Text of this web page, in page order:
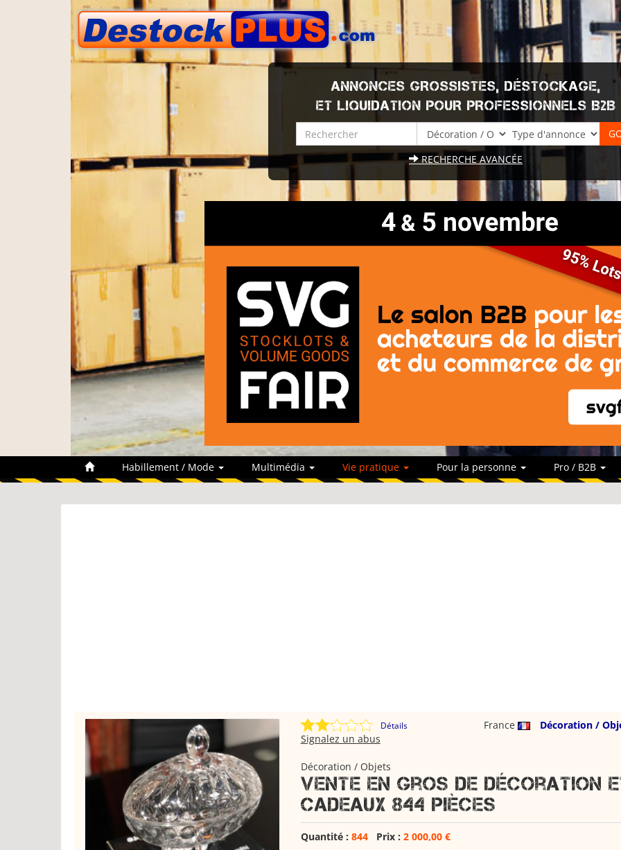
ANNONCES GROSSISTES, DÉSTOCKAGE,
ET LIQUIDATION POUR PROFESSIONNELS B2B
RECHERCHE AVANCÉE
Habillement / Mode Multimédia Vie pratique Pour la personne Pro / B2B
Détails France
Décoration /
Signalez un abus
Décoration / Objets
Vente en gros de décoration
cadeaux 844 pièces
Quantité : 844Prix : 2 000,00 €